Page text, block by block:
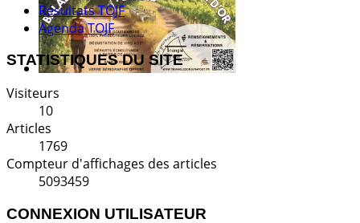
Résultats TOJF
Agenda TOJF
STATISTIQUES DU SITE
Visiteurs
10
Articles
1769
Compteur d'affichages des articles
5093459
CONNEXION UTILISATEUR